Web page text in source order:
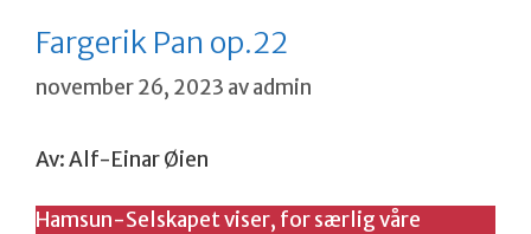
Fargerik Pan op.22
november 26, 2023 avadmin
Av: Alf-Einar Øien
Hamsun-Selskapet viser, for særlig våre